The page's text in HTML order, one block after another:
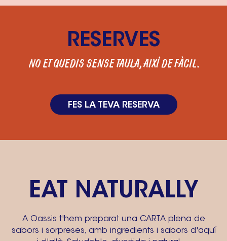
RESERVES
NO ET QUEDIS SENSE TAULA, AIXÍ DE FÀCIL.
FES LA TEVA RESERVA
EAT NATURALLY
A Oassis t'hem preparat una CARTA plena de
sabors i sorpreses, amb ingredients i sabors d'aquí